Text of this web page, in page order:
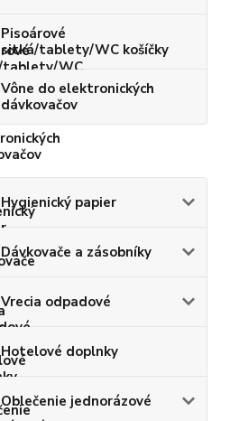
Pisoárové
sitká/tablety/WC košíčky
Vône do elektronických
dávkovačov
Hygienický papier
Dávkovače a zásobníky
Vrecia odpadové
Hotelové doplnky
Oblečenie jednorázové